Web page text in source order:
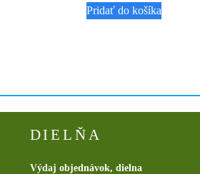
bola:
€ 3.65.
je:
€ 3.00.
Pridať do košíka
DIELŇA
Výdaj objednávok, dielna